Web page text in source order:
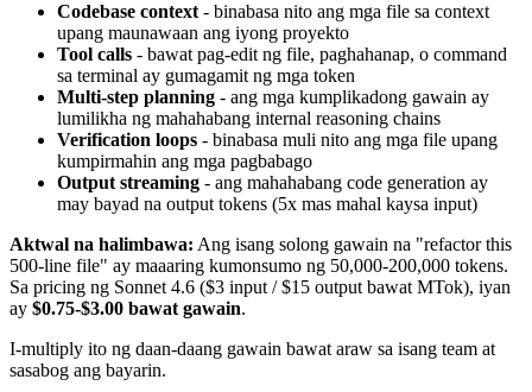
Codebase context - binabasa nito ang mga file sa context
upang maunawaan ang iyong proyekto
Tool calls - bawat pag-edit ng file, paghahanap, o command
sa terminal ay gumagamit ng mga token
Multi-step planning - ang mga kumplikadong gawain ay
lumilikha ng mahahabang internal reasoning chains
Verification loops - binabasa muli nito ang mga file upang
kumpirmahin ang mga pagbabago
Output streaming - ang mahahabang code generation ay
may bayad na output tokens (5x mas mahal kaysa input)
Aktwal na halimbawa: Ang isang solong gawain na "refactor this
500-line file" ay maaaring kumonsumo ng 50,000-200,000 tokens.
Sa pricing ng Sonnet 4.6 ($3 input / $15 output bawat MTok), iyan
ay $0.75-$3.00 bawat gawain.
I-multiply ito ng daan-daang gawain bawat araw sa isang team at
sasabog ang bayarin.